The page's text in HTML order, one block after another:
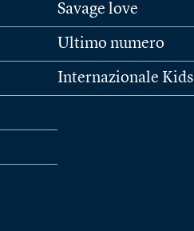
Savage love
Ultimo numero
Internazionale Kids